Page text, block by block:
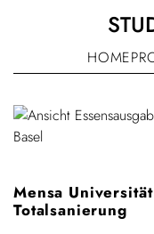
HOME
Mensa
Totalsanierung